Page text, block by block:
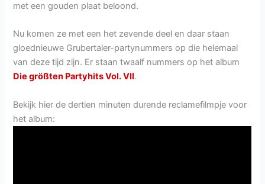
met een gouden plaat beloond.
Nu komen ze met een het zevende deel en daar staan
gloednieuwe Grubertaler-partynummers op die helemaal
van deze tijd zijn. Er staan twaalf nummers op het album
Die größten Partyhits Vol. VII.
Bekijk hier de dertien minuten durende reclamefilmpje voor
het album: